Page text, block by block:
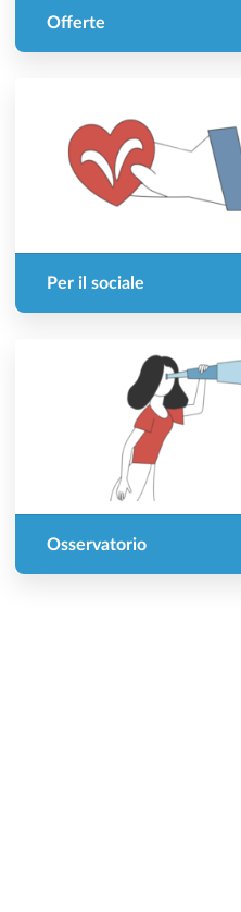
Offerte
Per il sociale
Osservatorio